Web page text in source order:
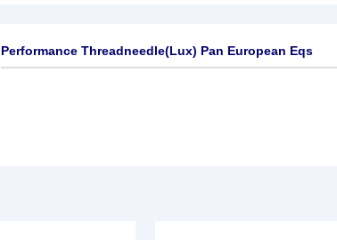
Performance Threadneedle(Lux) Pan European Eqs